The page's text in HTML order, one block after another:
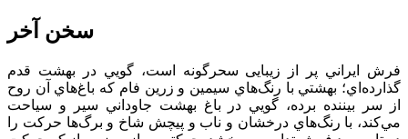
سخن آخر
فرش ايراني پر از زيبایی سحرگونه است، گويي در بهشت قدم
گذارده‌اي؛ بهشتي با رنگ‌هاي سيمين و زرين فام كه باغ‌هاي آن روح
از سر بيننده برده، ‌گويي در باغ بهشت جاوداني سير و سياحت
مي‌كند، با رنگ‌هاي درخشان و ناب و پیچش شاخ و برگ‌ها حركت را